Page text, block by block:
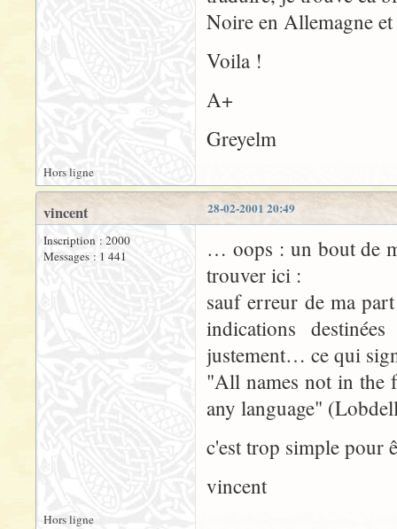
Noire en Allemagne
Voila !
A+
Greyelm
Hors ligne
28-02-2001 20:49
vincent
Inscription : 2000
Messages : 1 441
… oops : un bout de
trouver ici :
sauf erreur de ma
indications
justement… ce qui
"All names not in the
any language"
c'est trop simple pour
vincent
Hors ligne